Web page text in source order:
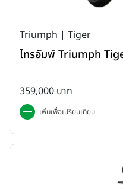
Triumph | Tiger
ไทรอัมพ์ Triumph
359,000 บาท
เพิ่มเพื่อเปรียบเทียบ